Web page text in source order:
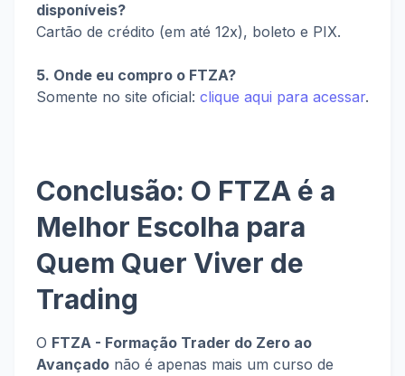
disponíveis?
Cartão de crédito (em até 12x), boleto e PIX.
5. Onde eu compro o FTZA?
Somente no site oficial: clique aqui para acessar.
Conclusão: O FTZA é a
Melhor Escolha para
Quem Quer Viver de
Trading
O FTZA - Formação Trader do Zero ao
Avançado não é apenas mais um curso de